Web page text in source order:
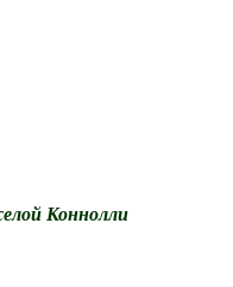
Коннолли